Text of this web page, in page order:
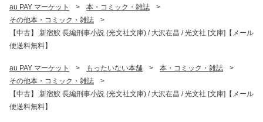
au PAY マーケット > 本・コミック・雑誌
>
その他本・コミック・雑誌
>
【中古】 新宿鮫 長編刑事小説 (光文社文庫) / 大沢在昌 / 光文社 [文庫]【メール
便送料無料】
au PAY マーケット > もったいない本舗 > 本・コミック・雑誌
>
その他本・コミック・雑誌
>
【中古】 新宿鮫 長編刑事小説 (光文社文庫) / 大沢在昌 / 光文社 [文庫]【メール
便送料無料】